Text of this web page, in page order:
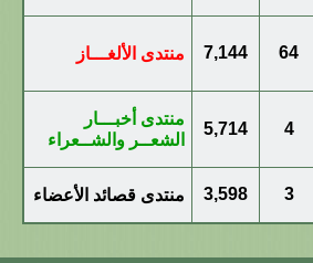
64
7,144 منتدى الألغـــاز
4
5,714
منتدى أخبـــار
الشعــر والشــعراء
3
3,598 منتدى قصائد الأعضاء